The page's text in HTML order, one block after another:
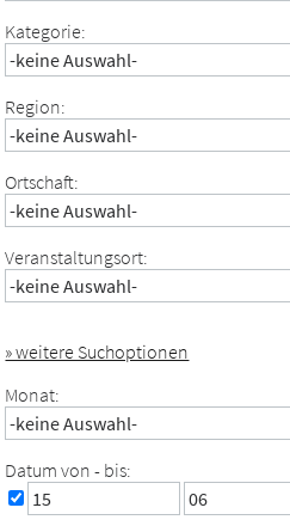
Kategorie:
Region:
Ortschaft:
Veranstaltungsort:
» weitere Suchoptionen
Monat:
Datum von - bis: